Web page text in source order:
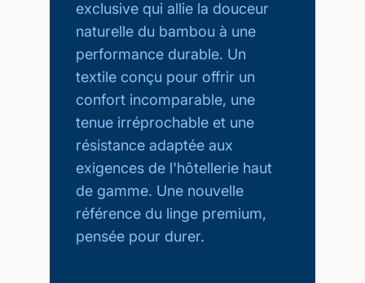
exclusive qui allie la douceur
naturelle du bambou à une
performance durable. Un
textile conçu pour offrir un
confort incomparable, une
tenue irréprochable et une
résistance adaptée aux
exigences de l'hôtellerie haut
de gamme. Une nouvelle
référence du linge premium,
pensée pour durer.